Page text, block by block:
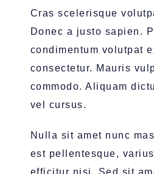
Cras scelerisque
Donec a justo sapien.
condimentum volutpat
consectetur. Mauris
commodo. Aliquam
vel cursus.
Nulla sit amet nunc
est pellentesque,
efficitur nisi. Sed sit